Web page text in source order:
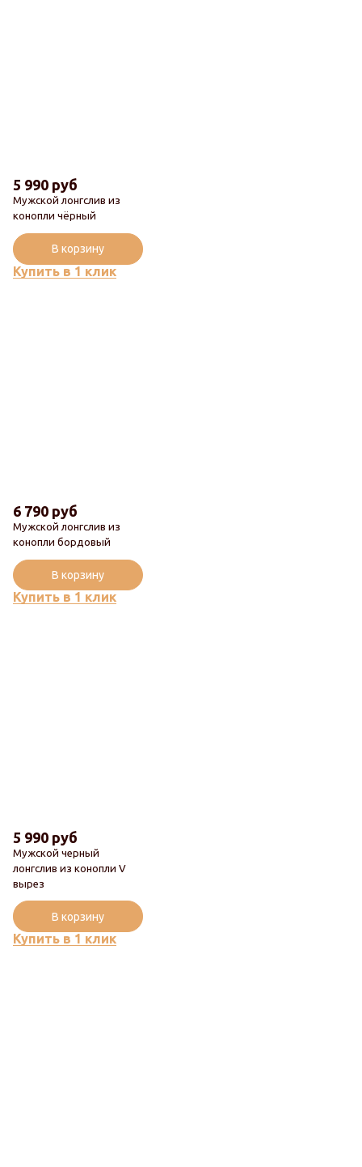
Мужской лонгслив из
конопли чёрный
5 990 руб
Купить в 1 клик
В корзину
Мужской лонгслив из
конопли бордовый
6 790 руб
Купить в 1 клик
В корзину
Мужской черный
лонгслив из конопли V
вырез
5 990 руб
Купить в 1 клик
В корзину